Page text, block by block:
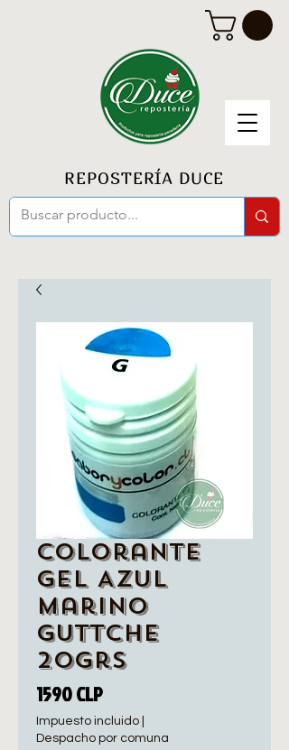
REPOSTERÍA DUCE
Colorante
Gel Azul
Marino
Guttche
20grs
1590 CLPPrecio
Impuesto incluido
Despacho por comuna